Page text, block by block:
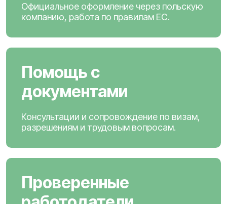
Официальное оформление через польскую
компанию, работа по правилам ЕС.
Помощь с
документами
Консультации и сопровождение по визам,
разрешениям и трудовым вопросам.
Проверенные